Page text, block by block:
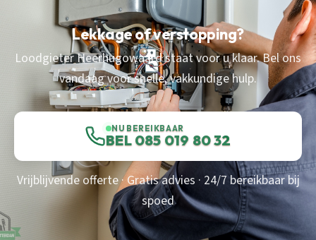
Lekkage of verstopping?
Loodgieter Heerhugowaard staat voor u klaar. Bel ons
vandaag voor snelle, vakkundige hulp.
NU BEREIKBAAR
BEL 085 019 80 32
Vrijblijvende offerte · Gratis advies · 24/7 bereikbaar bij
spoed